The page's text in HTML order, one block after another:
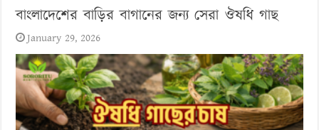
বাংলাদেশের বাড়ির বাগানের জন্য সেরা ঔষধি গাছ
January 29, 2026